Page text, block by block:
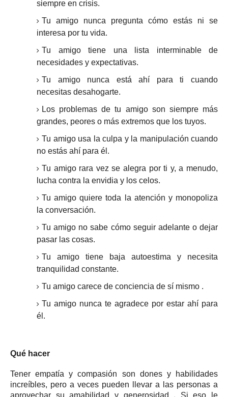
siempre en crisis.
Tu amigo nunca pregunta cómo estás ni se
interesa por tu vida.
Tu amigo tiene una lista interminable de
necesidades y expectativas.
Tu amigo nunca está ahí para ti cuando
necesitas desahogarte.
Los problemas de tu amigo son siempre más
grandes, peores o más extremos que los tuyos.
Tu amigo usa la culpa y la manipulación cuando
no estás ahí para él.
Tu amigo rara vez se alegra por ti y, a menudo,
lucha contra la envidia y los celos.
Tu amigo quiere toda la atención y monopoliza
la conversación.
Tu amigo no sabe cómo seguir adelante o dejar
pasar las cosas.
Tu amigo tiene baja autoestima y necesita
tranquilidad constante.
Tu amigo carece de conciencia de sí mismo .
Tu amigo nunca te agradece por estar ahí para
él.
Qué hacer
Tener empatía y compasión son dones y habilidades
increíbles, pero a veces pueden llevar a las personas a
aprovechar suamabilidad y generosidad . Si eso le